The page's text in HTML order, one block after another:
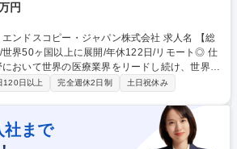
円
スコピー・ジャパン株式会社 求人名 【総
界50ヶ国以上に展開/年休122日/リモート◎ 仕
おいて世界の医療業界をリードし続け、世界5
当社の管理本部にて総務業務全般をお任せしま
■リスク・BCP：防災・緊急体制運用、インシ
：防災・緊急体制運用、インシデント対応■資
120日以上 完全週休2日制 土日祝休み
社まで